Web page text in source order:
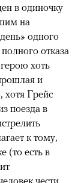
в одиночку
на
одного
отказа
хоть
и
хотя Грейс
поезда в
к тому,
(то есть в